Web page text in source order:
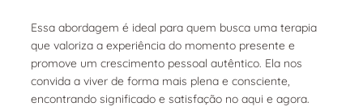
Essa abordagem é ideal para quem busca uma terapia
que valoriza a experiência do momento presente e
promove um crescimento pessoal autêntico. Ela nos
convida a viver de forma mais plena e consciente,
encontrando significado e satisfação no aqui e agora.